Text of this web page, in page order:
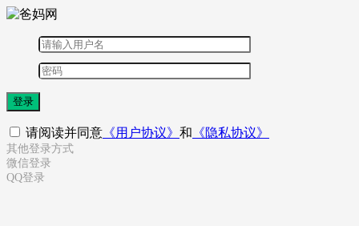
登录
请阅读并同意 《用户协议》 和 《隐私协议》
其他登录方式
微信登录
QQ登录